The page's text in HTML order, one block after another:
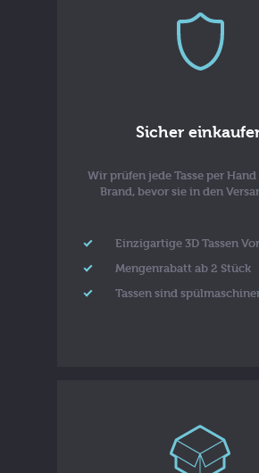
Sicher
Wir prüfen jede Tasse per
Brand, bevor sie in den
Einzigartige 3D Tassen
Mengenrabatt ab 2 Stück
Tassen sind